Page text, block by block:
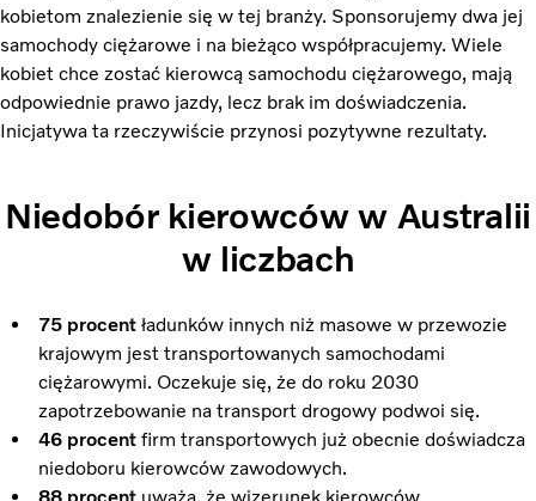
kobietom znalezienie się w tej branży. Sponsorujemy dwa jej
samochody ciężarowe i na bieżąco współpracujemy. Wiele
kobiet chce zostać kierowcą samochodu ciężarowego, mają
odpowiednie prawo jazdy, lecz brak im doświadczenia.
Inicjatywa ta rzeczywiście przynosi pozytywne rezultaty.
Niedobór kierowców w Australii
w liczbach
75 procent ładunków innych niż masowe w przewozie
krajowym jest transportowanych samochodami
ciężarowymi. Oczekuje się, że do roku 2030
zapotrzebowanie na transport drogowy podwoi się.
46 procent firm transportowych już obecnie doświadcza
niedoboru kierowców zawodowych.
88 procent uważa, że wizerunek kierowców